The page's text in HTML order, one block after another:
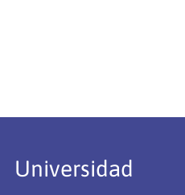
Universidad